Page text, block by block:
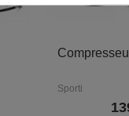
Sporti